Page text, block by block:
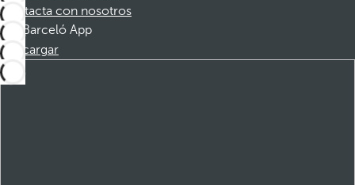
Contacta con nosotros
Barceló App
Descargar